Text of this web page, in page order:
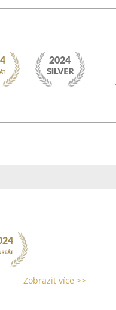
Zobrazit více >>